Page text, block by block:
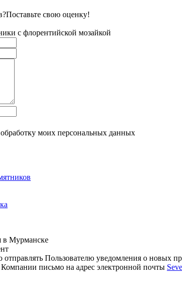
Поставьте свою оценку!
с флорентийской мозайкой
моих персональных данных
в Мурманске
Пользователю уведомления о новых
письмо на адрес электронной почты